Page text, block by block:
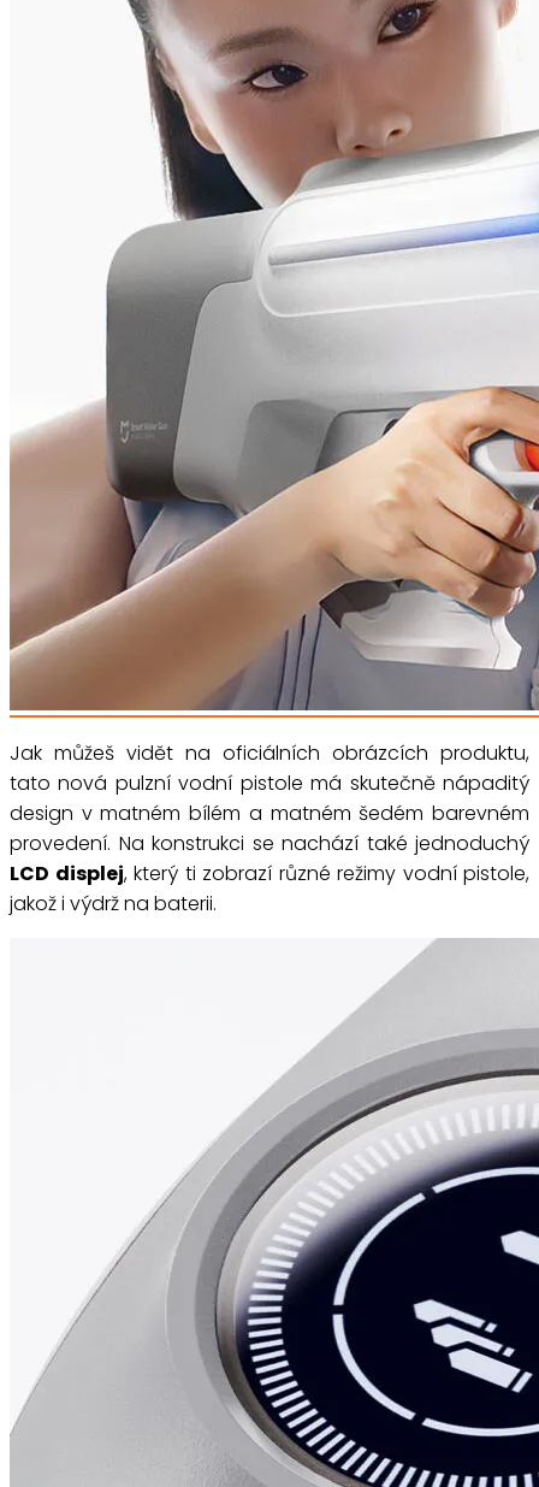
Jak můžeš vidět na oficiálních obrázcích produktu,
tato nová pulzní vodní pistole má skutečně nápaditý
design v matném bílém a matném šedém barevném
provedení. Na konstrukci se nachází také jednoduchý
LCD displej, který ti zobrazí různé režimy vodní pistole,
jakož i výdrž na baterii.